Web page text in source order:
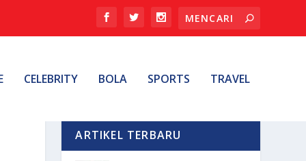
CELEBRITY BOLA SPORTS TRAVEL
ARTIKEL TERBARU